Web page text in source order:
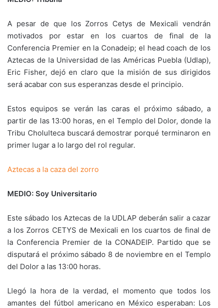
A pesar de que los Zorros Cetys de Mexicali vendrán
motivados por estar en los cuartos de final de la
Conferencia Premier en la Conadeip; el head coach de los
Aztecas de la Universidad de las Américas Puebla (Udlap),
Eric Fisher, dejó en claro que la misión de sus dirigidos
será acabar con sus esperanzas desde el principio.
Estos equipos se verán las caras el próximo sábado, a
partir de las 13:00 horas, en el Templo del Dolor, donde la
Tribu Cholulteca buscará demostrar porqué terminaron en
primer lugar a lo largo del rol regular.
Aztecas a la caza del zorro
MEDIO: Soy Universitario
Este sábado los Aztecas de la UDLAP deberán salir a cazar
a los Zorros CETYS de Mexicali en los cuartos de final de
la Conferencia Premier de la CONADEIP. Partido que se
disputará el próximo sábado 8 de noviembre en el Templo
del Dolor a las 13:00 horas.
Llegó la hora de la verdad, el momento que todos los
amantes del fútbol americano en México esperaban: Los